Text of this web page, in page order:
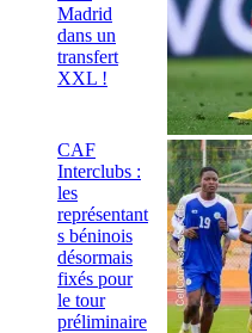
Madrid
dans un
transfert
XXL !
CAF
Interclubs :
les
représentant
s béninois
désormais
fixés pour
le tour
préliminaire